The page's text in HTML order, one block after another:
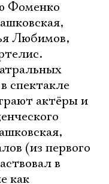
Фоменко
Любимов,
спектакле
актёры и
(из первого
в
как